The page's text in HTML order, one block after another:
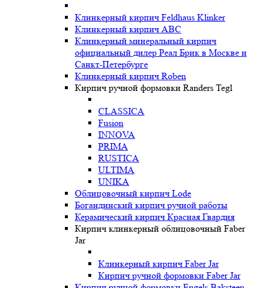
Клинкерный кирпич Feldhaus Klinker
Клинкерный кирпич ABC
Клинкерный минеральный кирпич
официальный дилер Реал Брик в Москве и
Санкт-Петербурге
Клинкерный кирпич Roben
Кирпич ручной формовки Randers Tegl
CLASSICA
Fusion
INNOVA
PRIMA
RUSTICA
ULTIMA
UNIKA
Oблицовочный кирпич Lode
Богандинский кирпич ручной работы
Керамический кирпич Красная Гвардия
Кирпич клинкерный облицовочный Faber
Jar
Клинкерный кирпич Faber Jar
Кирпич ручной формовки Faber Jar